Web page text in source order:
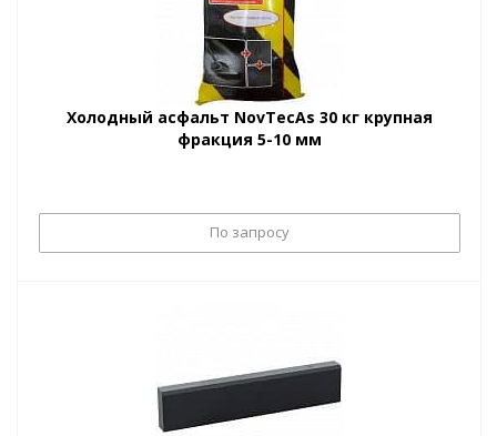
Холодный асфальт NovTecAs 30 кг крупная
фракция 5-10 мм
По запросу